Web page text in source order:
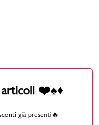
articoli ❤️♠️♦️
già presenti🔥